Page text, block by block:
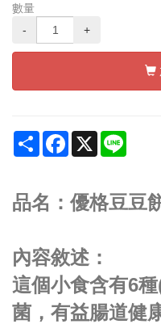
數量
-
+
Share Facebook
X
品名：優格豆豆
內容敘述：
這個小食含有6
菌，有益腸道健